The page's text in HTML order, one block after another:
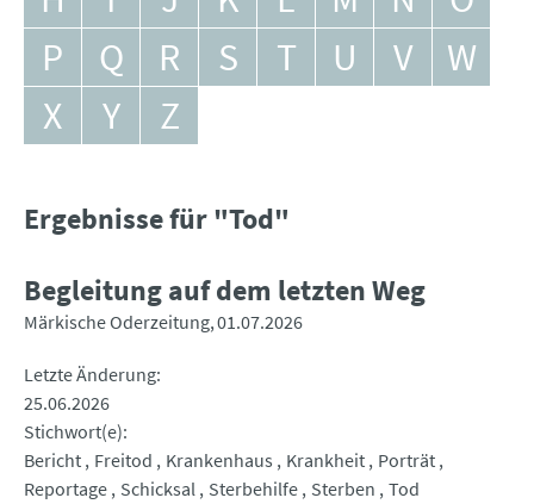
P
Q R S T U V
W
X
Y Z
Ergebnisse für "Tod"
Begleitung auf dem letzten Weg
Märkische Oderzeitung 01.07.2026
Letzte Änderung
25.06.2026
Stichwort(e)
Bericht Freitod Krankenhaus Krankheit Porträt
Reportage Schicksal Sterbehilfe Sterben Tod